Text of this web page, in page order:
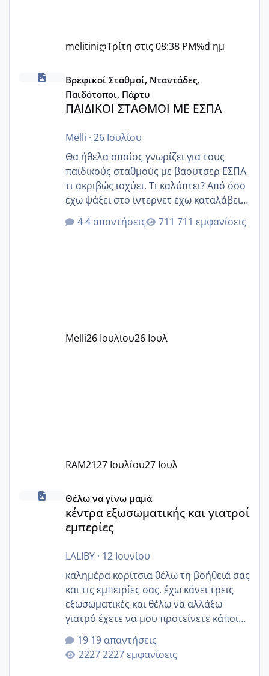
melitiniღΤρίτη στις 08:38 PM%d ημ
ΠΑΙΔΙΚΟΙ ΣΤΑΘΜΟΙ ΜΕ ΕΣΠΑ
Βρεφικοί Σταθμοί, Νταντάδες,
Παιδότοποι, Πάρτυ
ΠΑΙΔΙΚΟΙ ΣΤΑΘΜΟΙ ΜΕ ΕΣΠΑ
Melli · 26 Ιουλίου
Θα ήθελα οποίος γνωρίζει για τους
παιδικούς σταθμούς με βαουτσερ ΕΣΠΑ
τι ακριβώς ισχύει. Τι καλύπτει? Από όσο
έχω ψάξει στο ίντερνετ έχω καταλάβει
ότι το βαουτσερ καλύπτει όλα τα
δίδακτρα και τα τροφεια του ιδιωτικού
Εγώ πήγα σε έναν ιδιωτικό παιδικό στ
4 απαντήσεις 711 εμφανίσεις
Melli26 Ιουλίου26 Ιουλ
RAM2127 Ιουλίου27 Ιουλ
κέντρα εξωσωματικής και γιατροί εμπερίες
Θέλω να γίνω μαμά
κέντρα εξωσωματικής και γιατροί
εμπερίες
LALIBY· 12 Ιουνίου
καλημέρα κορίτσια θέλω τη βοήθειά σας
και τις εμπειρίες σας. έχω κάνει τρεις
εξωσωματικές και θέλω να αλλάξω
γιατρό έχετε να μου προτείνετε κάποιον
που μείνατε ευχαριστημένες και είχατε
επιιτυχία? έκανα στο υγεία με τον
ζερβομανωλάκη (δεν το εψαξε καθόλου
19 απαντήσεις
2227 εμφανίσεις